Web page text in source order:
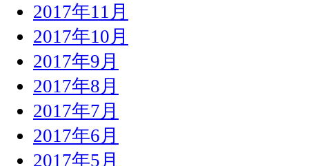
2017年11月
2017年10月
2017年9月
2017年8月
2017年7月
2017年6月
2017年5月